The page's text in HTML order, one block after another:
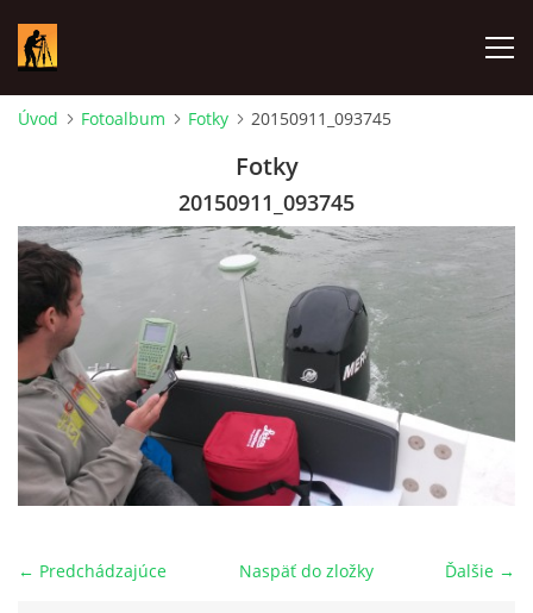
GEODETICKÉ SLUŽBY
KONTAKT
REFERENCIE
Úvod Fotoalbum Fotky 20150911_093745
Fotky
20150911_093745
← Predchádzajúce Ďalšie →
Naspäť do zložky